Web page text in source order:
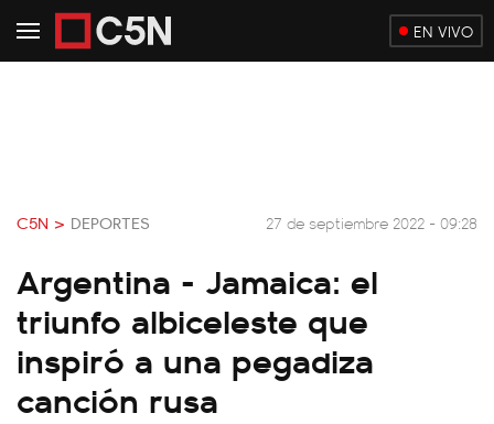
EN VIVO
C5N > DEPORTES 27 de septiembre 2022 - 09:28
Argentina - Jamaica: el
triunfo albiceleste que
inspiró a una pegadiza
canción rusa